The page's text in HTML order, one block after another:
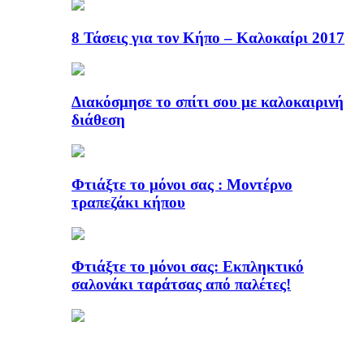
8 Τάσεις για τον Κήπο – Καλοκαίρι 2017
Διακόσμησε το σπίτι σου με καλοκαιρινή
διάθεση
Φτιάξτε το μόνοι σας : Μοντέρνο
τραπεζάκι κήπου
Φτιάξτε το μόνοι σας: Εκπληκτικό
σαλονάκι ταράτσας από παλέτες!